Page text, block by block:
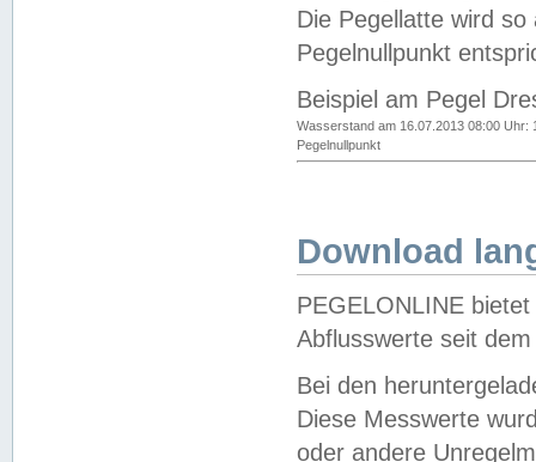
Die Pegellatte wird
Pegelnullpunkt
Beispiel am Pegel
Wasserstand am 16.07.2013 08:00 Uhr:
Pegelnullpunkt
Download
PEGELONLINE
Abflusswerte seit
Bei den
Diese Messwerte
oder andere